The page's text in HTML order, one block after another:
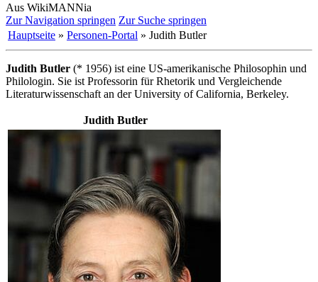
Aus WikiMANNia
Zur Navigation springen Zur Suche springen
Hauptseite » Personen-Portal » Judith Butler
Judith Butler (* 1956) ist eine US-amerikanische Philosophin und
Philologin. Sie ist Professorin für Rhetorik und Vergleichende
Literatur­wissenschaft an der University of California, Berkeley.
Judith Butler